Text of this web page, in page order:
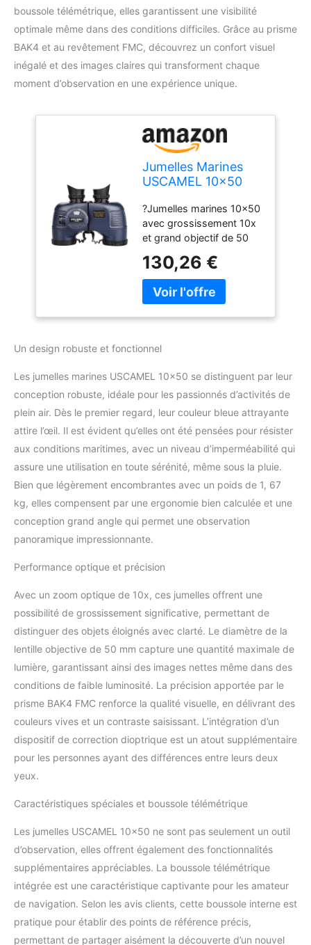
boussole télémétrique, elles garantissent une visibilité
optimale même dans des conditions difficiles. Grâce au prisme
BAK4 et au revêtement FMC, découvrez un confort visuel
inégalé et des images claires qui transforment chaque
moment d’observation en une expérience unique.
Jumelles Marines
USCAMEL 10x50
Jumelles étanches
avec Boussole
télémétrique ，
Jumelles BAK4
Prism FMC
?Jumelles marines 10x50
avec grossissement 10x
et grand objectif de 50
est de 396 pieds à 1 000
mètres, avec un anneau
dioptrique gauche et
meilleure visualisation
mise au point fine. Les
œilletons peuvent être
pliés facilement, vous
pouvez les utiliser avec
des lunettes. ?Jumelles
étanches Les jumelles
sont livrées avec un joint
torique rempli d'azote,
étanche et antibuée,
scellé pour une
étanchéité complète et
un flottement sur l'eau,
cas de chute dans l'eau.
Purgé à l'azote sec et
scellé pour éviter la buée
et les dommages causés
par l'humidité dans
toutes les conditions
météorologiques,
hautement durable. ?
Jumelles avec télémètre
et boussole Jumelles
boussole éclairée
intégrée pour la
localisation de la
direction, avec un
distance et la taille de
gauche. Les jumelles
parfaites comprennent
des piles (LR936/AG9),
fournissent la luminosité
maximale de l'image
même dans des
conditions de faible
luminosité. ? Livré avec
130,26 €
Un design robuste et fonctionnel
Les jumelles marines USCAMEL 10×50 se distinguent par leur
conception robuste, idéale pour les passionnés d’activités de
plein air. Dès le premier regard, leur couleur bleue attrayante
attire l’œil. Il est évident qu’elles ont été pensées pour résister
aux conditions maritimes, avec un niveau d’imperméabilité qui
assure une utilisation en toute sérénité, même sous la pluie.
Bien que légèrement encombrantes avec un poids de 1, 67
kg, elles compensent par une ergonomie bien calculée et une
conception grand angle qui permet une observation
panoramique impressionnante.
Performance optique et précision
Avec un zoom optique de 10x, ces jumelles offrent une
possibilité de grossissement significative, permettant de
distinguer des objets éloignés avec clarté. Le diamètre de la
lentille objective de 50 mm capture une quantité maximale de
lumière, garantissant ainsi des images nettes même dans des
conditions de faible luminosité. La précision apportée par le
prisme BAK4 FMC renforce la qualité visuelle, en délivrant des
couleurs vives et un contraste saisissant. L’intégration d’un
dispositif de correction dioptrique est un atout supplémentaire
pour les personnes ayant des différences entre leurs deux
yeux.
Caractéristiques spéciales et boussole télémétrique
Les jumelles USCAMEL 10×50 ne sont pas seulement un outil
d’observation, elles offrent également des fonctionnalités
supplémentaires appréciables. La boussole télémétrique
intégrée est une caractéristique captivante pour les amateur
de navigation. Selon les avis clients, cette boussole interne est
pratique pour établir des points de référence précis,
permettant de partager aisément la découverte d’un nouvel